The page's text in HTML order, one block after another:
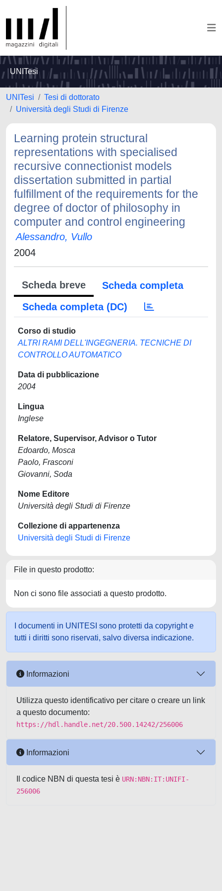
UNITesi
UNITesi
Tesi di dottorato
Università degli Studi di Firenze
Learning protein structural
representations with specialised
recursive connectionist models
dissertation submitted in partial
fulfillment of the requirements for the
degree of doctor of philosophy in
computer and control engineering
Alessandro, Vullo
2004
Scheda breve
Scheda completa
Scheda completa (DC)
Corso di studio
ALTRI RAMI DELL'INGEGNERIA. TECNICHE DI
CONTROLLO AUTOMATICO
Data di pubblicazione
2004
Lingua
Inglese
Relatore, Supervisor, Advisor o Tutor
Edoardo, Mosca
Paolo, Frasconi
Giovanni, Soda
Nome Editore
Università degli Studi di Firenze
Collezione di appartenenza
Università degli Studi di Firenze
File in questo prodotto:
Non ci sono file associati a questo prodotto.
I documenti in UNITESI sono protetti da copyright e
tutti i diritti sono riservati, salvo diversa indicazione.
Informazioni
Utilizza questo identificativo per citare o creare un link
a questo documento:
https://hdl.handle.net/20.500.14242/256006
Informazioni
Il codice NBN di questa tesi è URN:NBN:IT:UNIFI-
256006